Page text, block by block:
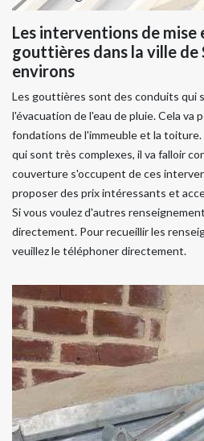
Les interventions de mise
gouttières dans la ville de
environs
Les gouttières sont des conduits qui
l'évacuation de l'eau de pluie. Cela
fondations de l'immeuble et la
qui sont très complexes, il va falloir
couverture s'occupent de ces
proposer des prix intéressants et
Si vous voulez d'autres
directement. Pour recueillir les
veuillez le téléphoner directement.